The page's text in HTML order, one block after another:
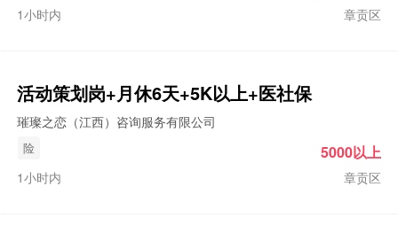
1小时内 章贡区
活动策划岗+月休6天+5K以上+医社保
璀璨之恋（江西）咨询服务有限公司
险
1小时内 章贡区
5000以上